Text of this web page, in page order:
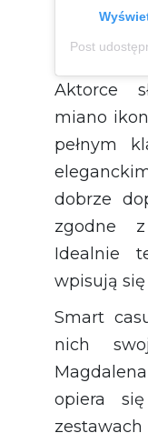
Aktorce
miano
pełnym
dobrze
zgodne
Idealnie
wpisują
Smart
nich
opiera